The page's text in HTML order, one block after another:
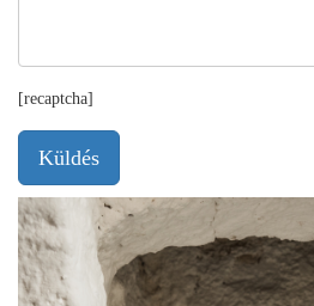
[recaptcha]